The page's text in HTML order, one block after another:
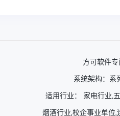
方可软件
系统架构：系
适用行业： 家电行业,
烟酒行业,校企事业单位